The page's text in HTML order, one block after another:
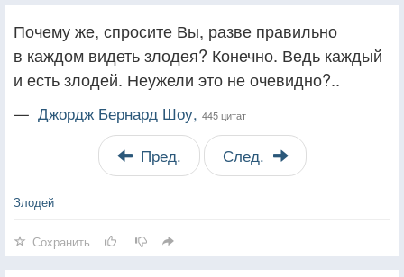
Почему же, спросите Вы, разве правильно
в каждом видеть злодея? Конечно. Ведь каждый
и есть злодей. Неужели это не очевидно?..
— Джордж Бернард Шоу, 445 цитат
Пред. След.
Злодей
Сохранить